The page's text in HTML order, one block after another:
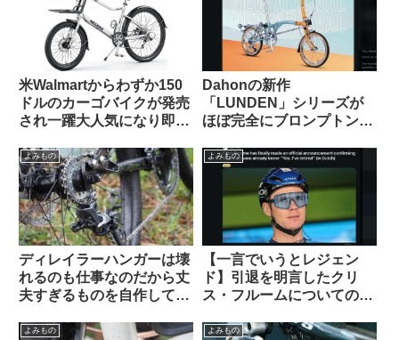
米Walmartからわずか150
ドルのカーゴバイクが発売
され一躍大人気になり即日
Dahonの新作
「LUNDEN」シリーズが
ほぼ完全にブロンプトンな
【Brompton vs.
Brompnot 最終戦争へ】
よみもの
ディレイラーハンガーは壊
れるのも仕事なのだから丈
夫すぎるものを自作しては
ら）
よみもの
【一言でいうとレジェン
ド】引退を明言したクリ
ス・フルームについての海
る
よみもの よみもの